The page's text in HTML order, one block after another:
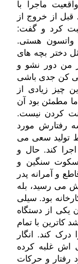
ماجرا با
از خروج از
کرد و گفت:
هستی.
دختر بچه های
من دور نشو و
کن جدی باشی
چیز زیادی از
مطمئن بود آن
کردن نیست.
رفتارش مورد
تولید سعی می
کند. حال و
سکوت سنگین و
و آمرانه پدر
می رسید، بله
بود. سیلی
یکی از دستگاه
کاترین با تمام
کند. انگار
غلبه کرده
رفتار و حرکات